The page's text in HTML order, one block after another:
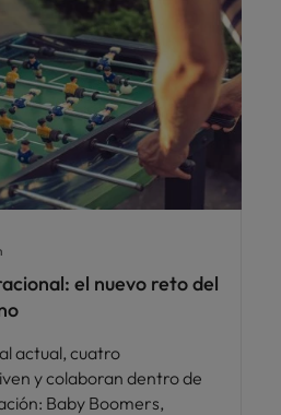
el nuevo reto del
actual, cuatro
y colaboran dentro de
Baby Boomers,